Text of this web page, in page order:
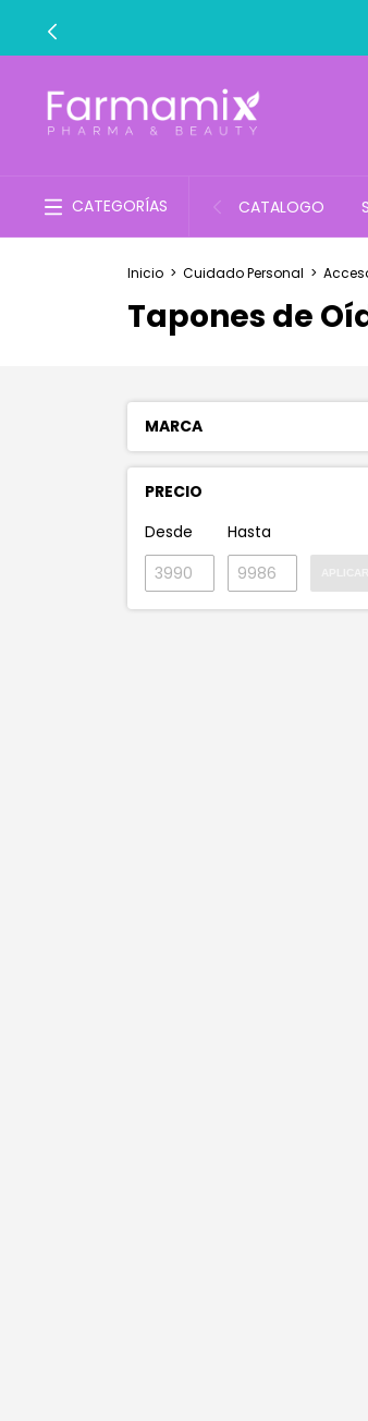
CATEGORÍAS CATALOGO
Inicio > Cuidado Personal >
Tapones de
MARCA
PRECIO
Desde
Hasta